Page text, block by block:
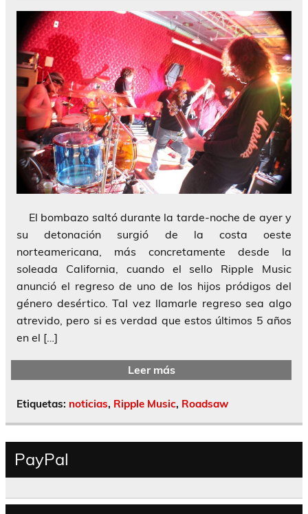
El bombazo saltó durante la tarde-noche de ayer y
su detonación surgió de la costa oeste
norteamericana, más concretamente desde la
soleada California, cuando el sello Ripple Music
anunció el regreso de uno de los hijos pródigos del
género desértico. Tal vez llamarle regreso sea algo
atrevido, pero si es verdad que estos últimos 5 años
en el […]
Leer más
Etiquetas: noticias, Ripple Music, Roadsaw
PayPal